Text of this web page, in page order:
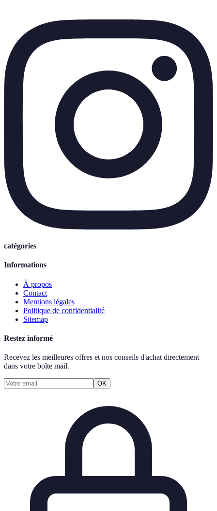
catégories
Informations
À propos
Contact
Mentions légales
Politique de confidentialité
Sitemap
Restez informé
Recevez les meilleures offres et nos conseils d'achat directement
dans votre boîte mail.
OK